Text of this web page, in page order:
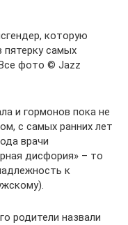
которую
пятерку самых
фото © Jazz
и гормонов пока не
с самых ранних лет
врачи
дисфория» – то
к
родители назвали